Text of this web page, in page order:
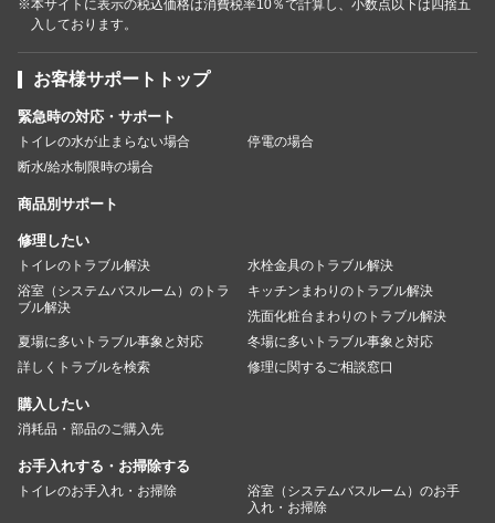
※本サイトに表示の税込価格は消費税率10％で計算し、小数点以下は四捨五
入しております。
お客様サポートトップ
緊急時の対応・サポート
トイレの水が止まらない場合
停電の場合
断水/給水制限時の場合
商品別サポート
修理したい
トイレのトラブル解決
水栓金具のトラブル解決
浴室（システムバスルーム）のトラ
ブル解決
キッチンまわりのトラブル解決
洗面化粧台まわりのトラブル解決
夏場に多いトラブル事象と対応
冬場に多いトラブル事象と対応
詳しくトラブルを検索
修理に関するご相談窓口
購入したい
消耗品・部品のご購入先
お手入れする・お掃除する
トイレのお手入れ・お掃除
浴室（システムバスルーム）のお手
入れ・お掃除